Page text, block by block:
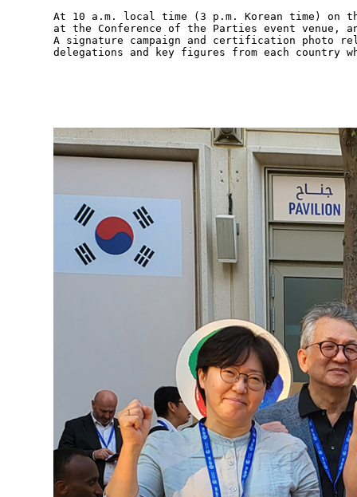
At 10 a.m. local time (3 p.m. Korean time) on
at the Conference of the Parties event venue,
A signature campaign and certification photo
delegations and key figures from each country